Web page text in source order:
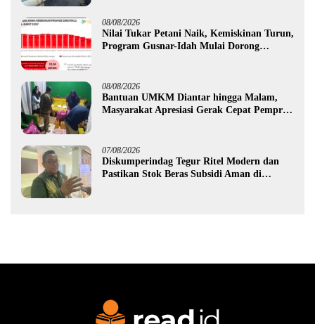
08/08/2026
Nilai Tukar Petani Naik, Kemiskinan Turun,
Program Gusnar-Idah Mulai Dorong
08/08/2026
Bantuan UMKM Diantar hingga Malam,
Masyarakat Apresiasi Gerak Cepat Pemprov
07/08/2026
Diskumperindag Tegur Ritel Modern dan
Pastikan Stok Beras Subsidi Aman di